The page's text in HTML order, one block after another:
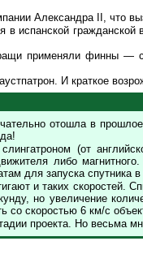
Александра II, что
испанской
применяли финны — с
И краткое
отошла в
(от
либо
для запуска спутника
и таких скоростей.
но увеличение
со скоростью 6 км/с
проекта. Но весьма